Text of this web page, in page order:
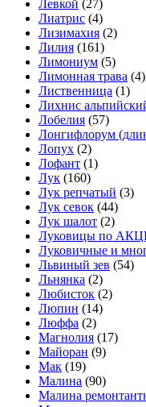
Левкой (27)
Лиатрис (4)
Лизимахия (2)
Лилия (161)
Лимониум (5)
Лимонная трава (4)
Лиственница (1)
Лихнис
Лобелия (57)
Лонгифлорум
Лопух (2)
Лофант (1)
Лук (160)
Лук репчатый (3)
Лук севок (44)
Лук шалот (2)
Луковицы по
Луковичные и
Львиный зев (54)
Льнянка (2)
Любисток (2)
Люпин (14)
Люффа (2)
Магнолия (17)
Майоран (9)
Мак (19)
Малина (90)
Малина